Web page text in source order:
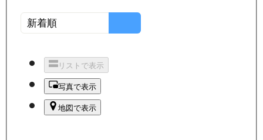
リストで表示
写真で表示
地図で表示